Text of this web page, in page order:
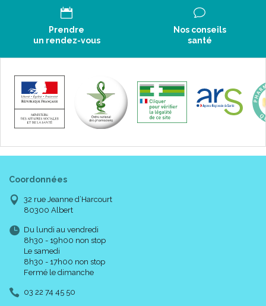
Prendre
un rendez-vous
Nos conseils
santé
Coordonnées
32 rue Jeanne d’Harcourt
80300 Albert
Du lundi au vendredi
8h30 - 19h00 non stop
Le samedi
8h30 - 17h00 non stop
Fermé le dimanche
03 22 74 45 50